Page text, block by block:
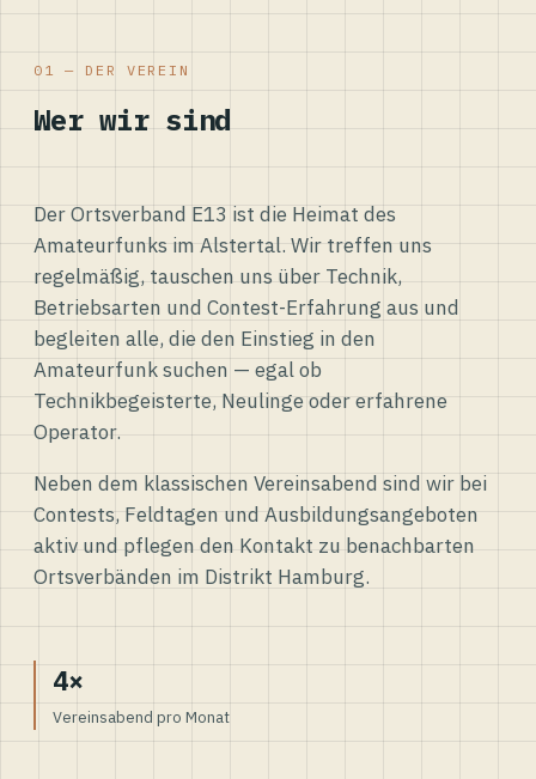
01 — DER VEREIN
Wer wir sind
Der Ortsverband E13 ist die Heimat des
Amateurfunks im Alstertal. Wir treffen uns
regelmäßig, tauschen uns über Technik,
Betriebsarten und Contest-Erfahrung aus und
begleiten alle, die den Einstieg in den
Amateurfunk suchen — egal ob
Technikbegeisterte, Neulinge oder erfahrene
Operator.
Neben dem klassischen Vereinsabend sind wir bei
Contests, Feldtagen und Ausbildungsangeboten
aktiv und pflegen den Kontakt zu benachbarten
Ortsverbänden im Distrikt Hamburg.
4×
Vereinsabend pro Monat